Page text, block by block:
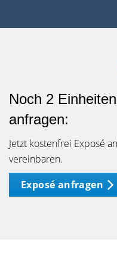
Noch 2
anfragen:
Jetzt kostenfrei Exposé
vereinbaren.
Exposé anfragen